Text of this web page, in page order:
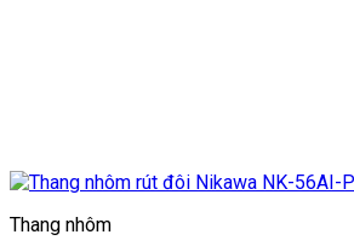
Thang nhôm